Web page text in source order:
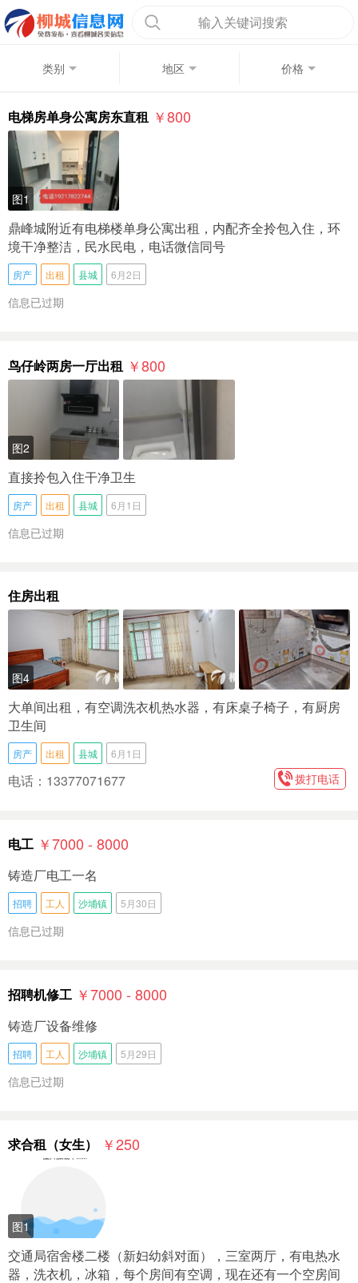
输入关键词搜索
类别 地区 价格
电梯房单身公寓房东直租 ￥800
图1
鼎峰城附近有电梯楼单身公寓出租，内配齐全拎包入住，环
境干净整洁，民水民电，电话微信同号
房产 出租 县城 6月2日
信息已过期
鸟仔岭两房一厅出租 ￥800
图2
直接拎包入住干净卫生
房产 出租 县城 6月1日
信息已过期
住房出租
图4
大单间出租，有空调洗衣机热水器，有床桌子椅子，有厨房
卫生间
房产 出租 县城 6月1日
电话：13377071677 拨打电话
电工 ￥7000 - 8000
铸造厂电工一名
招聘 工人 沙埔镇 5月30日
信息已过期
招聘机修工 ￥7000 - 8000
铸造厂设备维修
招聘 工人 沙埔镇 5月29日
信息已过期
求合租（女生） ￥250
图1
交通局宿舍楼二楼（新妇幼斜对面），三室两厅，有电热水
器，洗衣机，冰箱，每个房间有空调，现在还有一个空房间